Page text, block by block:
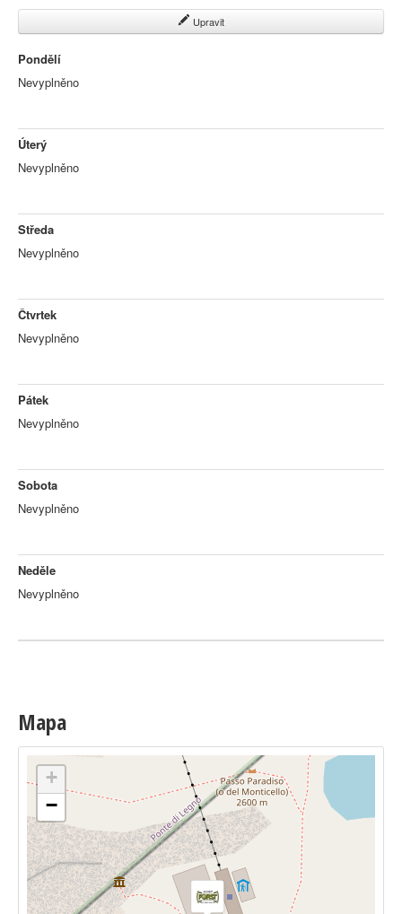
Upravit
Pondělí
Nevyplněno
Úterý
Nevyplněno
Středa
Nevyplněno
Čtvrtek
Nevyplněno
Pátek
Nevyplněno
Sobota
Nevyplněno
Neděle
Nevyplněno
Mapa
+
−